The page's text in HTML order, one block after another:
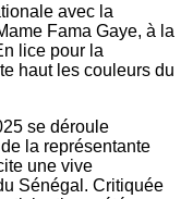
avec la
Fama Gaye, à la
lice pour la
haut les couleurs du
se déroule
la représentante
une vive
Sénégal. Critiquée